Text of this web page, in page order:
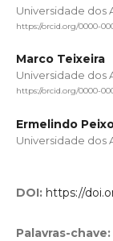
Universidade dos
https://orcid.org/0000-
Marco Teixeira
Universidade dos
https://orcid.org/0000-
Ermelindo
Universidade dos
DOI: https://
Palavras-chave: